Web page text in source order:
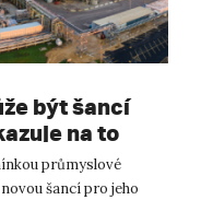
být šancí
na to
průmyslové
šancí pro jeho